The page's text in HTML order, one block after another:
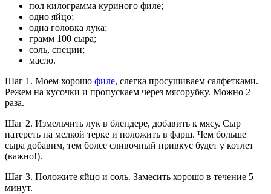
пол килограмма куриного филе;
одно яйцо;
одна головка лука;
грамм 100 сыра;
соль, специи;
масло.
Шаг 1. Моем хорошо филе, слегка просушиваем салфетками.
Режем на кусочки и пропускаем через мясорубку. Можно 2
раза.
Шаг 2. Измельчить лук в блендере, добавить к мясу. Сыр
натереть на мелкой терке и положить в фарш. Чем больше
сыра добавим, тем более сливочный привкус будет у котлет
(важно!).
Шаг 3. Положите яйцо и соль. Замесить хорошо в течение 5
минут.